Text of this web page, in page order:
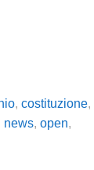
, costituzione,
news, open,